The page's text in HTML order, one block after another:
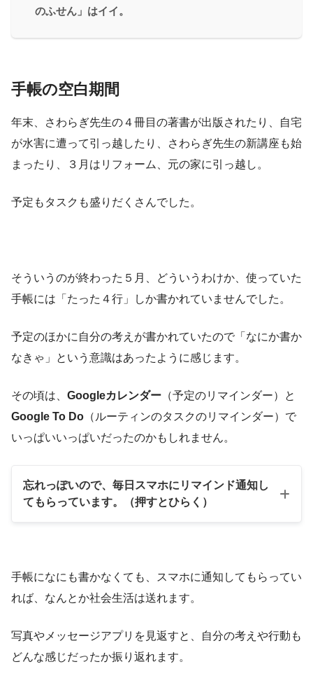
のふせん」はイイ。
手帳の空白期間
年末、さわらぎ先生の４冊目の著書が出版されたり、自宅
が水害に遭って引っ越したり、さわらぎ先生の新講座も始
まったり、３月はリフォーム、元の家に引っ越し。
予定もタスクも盛りだくさんでした。
そういうのが終わった５月、どういうわけか、使っていた
手帳には「たった４行」しか書かれていませんでした。
予定のほかに自分の考えが書かれていたので「なにか書か
なきゃ」という意識はあったように感じます。
その頃は、 Googleカレンダー （予定のリマインダー）と
Google To Do （ルーティンのタスクのリマインダー）で
いっぱいいっぱいだったのかもしれません。
忘れっぽいので、毎日スマホにリマインド通知し
てもらっています。
（押すとひらく）
手帳になにも書かなくても、スマホに通知してもらってい
れば、なんとか社会生活は送れます。
写真やメッセージアプリを見返すと、自分の考えや行動も
どんな感じだったか振り返れます。